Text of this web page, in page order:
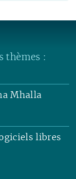
thèmes :
Mhalla
libres